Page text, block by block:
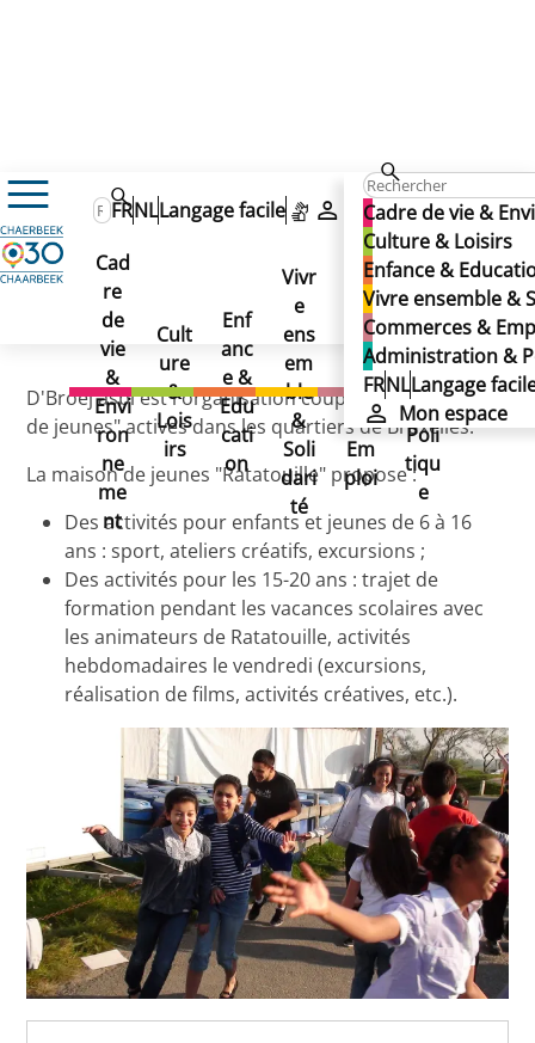
Cadre de vie &
Culture & Loisirs
Enfance &
Vivre ensemble &
Commerces &
Administration &
FRNLLangage
Mon espace
FRNLLangage facile
Mon espace
Cad
re
de
vie
&
Envi
ron
ne
me
nt
Cult
ure
&
Lois
irs
Enf
anc
e &
Edu
cati
on
Vivr
e
ens
em
ble
&
Soli
dari
té
Co
mm
erc
es
&
Em
ploi
Ad
min
istr
atio
n &
Poli
tiqu
e
Culture & Loisirs
Enfance & Jeunesse
Annuaire et guide des loisirs
D'Broej - Ratatouille
D'Broej - Ratatouille
D'Broej - Ratatouille
Publié le 30/09/2025
D'Broej asbl est l'organisation coupole de 8 "maisons
de jeunes" actives dans les quartiers de Bruxelles.
La maison de jeunes "Ratatouille" propose :
Des activités pour enfants et jeunes de 6 à 16
ans : sport, ateliers créatifs, excursions ;
Des activités pour les 15-20 ans : trajet de
formation pendant les vacances scolaires avec
les animateurs de Ratatouille, activités
hebdomadaires le vendredi (excursions,
réalisation de films, activités créatives, etc.).